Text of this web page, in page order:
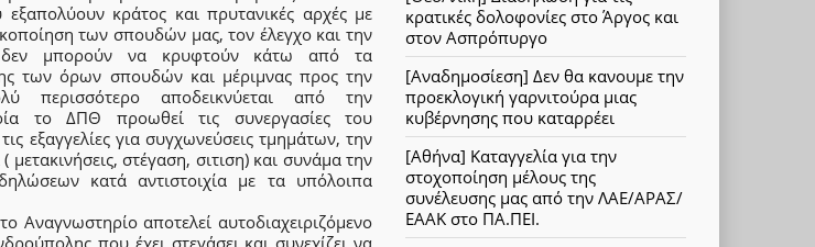
κράτος και πρυτανικές αρχές με
των σπουδών μας, τον έλεγχο και την
μπορούν να κρυφτούν κάτω από τα
των όρων σπουδών και μέριμνας προς την
περισσότερο αποδεικνύεται από την
το ΔΠΘ προωθεί τις συνεργασίες του
εξαγγελίες για συγχωνεύσεις τμημάτων, την
μετακινήσεις, στέγαση, σιτιση) και συνάμα την
κατά αντιστοιχία με τα υπόλοιπα
Αναγνωστηρίο αποτελεί αυτοδιαχειριζόμενο
που έχει στεγάσει και συνεχίζει να
κρατικές δολοφονίες στο Άργος και
στον Ασπρόπυργο
[Αναδημοσίεση] Δεν θα κανουμε την
προεκλογική γαρνιτούρα μιας
κυβέρνησης που καταρρέει
[Αθήνα] Καταγγελία για την
στοχοποίηση μέλους της
συνέλευσης μας από την ΛΑΕ/ΑΡΑΣ/
ΕΑΑΚ στο ΠΑ.ΠΕΙ.